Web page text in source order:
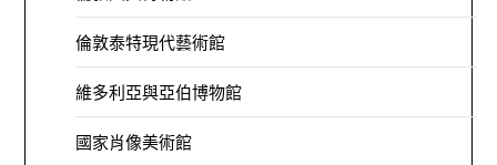
倫敦泰特現代藝術館
維多利亞與亞伯博物館
國家肖像美術館